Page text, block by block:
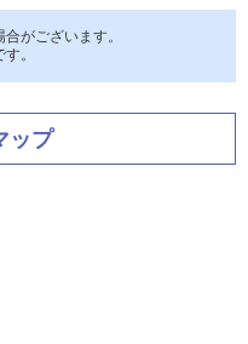
がございます。
。
ップ